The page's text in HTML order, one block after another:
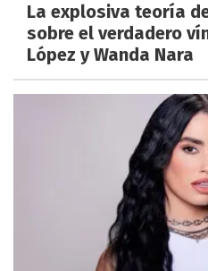
La explosiva teoría
sobre el verdadero
López y Wanda Nara